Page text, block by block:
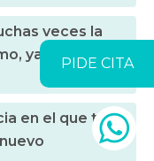
PIDE CITA
veces la
ya no eres
en el que te